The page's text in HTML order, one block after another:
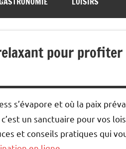
pour
s’évapore et où la paix
un sanctuaire pour vos
et conseils pratiques qui